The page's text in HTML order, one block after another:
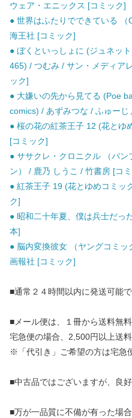
ウェア・エニックス [コミック]
● 世界はふたりでできている
海王社 [コミック]
● ぼくといっしょに (ジュネッ
465) / つむみ / サン・メディア
ック]
● 大嫌いの先から見てる (Poe
comics) / あずみつな / ふゅー
● 桜の花の紅茶王子 12 (花とゆ
[コミック]
● ササクレ・クロニクル （バン
ン） / 鹿乃 しうこ / 竹書房 [コ
● 紅茶王子 19 (花とゆめコミッ
ク]
● 昭和二十年夏、僕は兵士だっ
本]
● 脳内変換彼女 （ヤングコミ
画報社 [コミック]
■通常２４時間以内に発送可能で
■メール便は、１冊から送料無料
宅急便の場合、2,500円以上送料
※「代引き」ご希望の方は宅急
■中古品ではございますが、良
■万が一品質に不備が有った場合